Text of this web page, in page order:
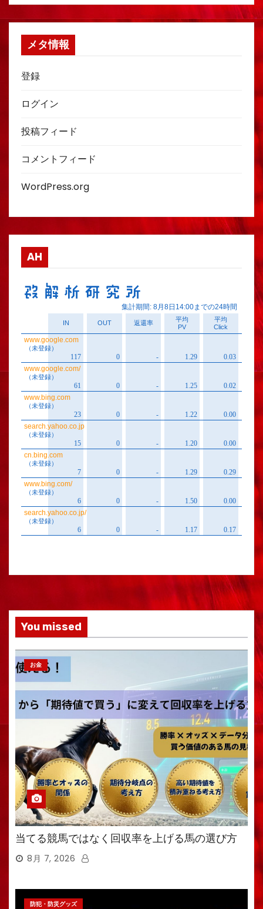
メタ情報
登録
ログイン
投稿フィード
コメントフィード
WordPress.org
AH
You missed
お金
当てる競馬ではなく回収率を上げる馬の選び方
8月 7, 2026
防犯・防災グッズ